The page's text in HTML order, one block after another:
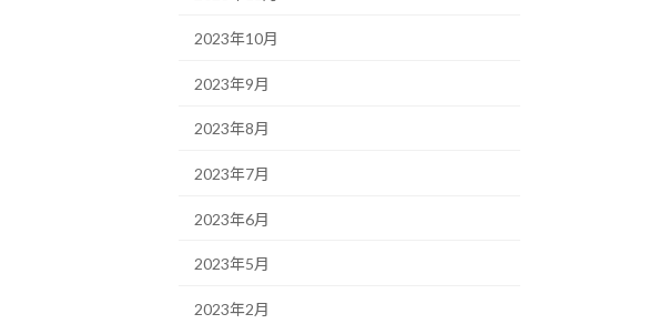
2023年10月
2023年9月
2023年8月
2023年7月
2023年6月
2023年5月
2023年2月